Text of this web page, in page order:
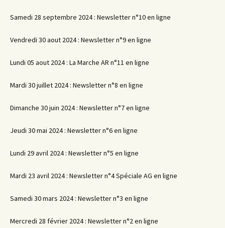
Samedi 28 septembre 2024 : Newsletter n°10 en ligne
Vendredi 30 aout 2024 : Newsletter n°9 en ligne
Lundi 05 aout 2024 : La Marche AR n°11 en ligne
Mardi 30 juillet 2024 : Newsletter n°8 en ligne
Dimanche 30 juin 2024 : Newsletter n°7 en ligne
Jeudi 30 mai 2024 : Newsletter n°6 en ligne
Lundi 29 avril 2024 : Newsletter n°5 en ligne
Mardi 23 avril 2024 : Newsletter n°4 Spéciale AG en ligne
Samedi 30 mars 2024 : Newsletter n°3 en ligne
Mercredi 28 février 2024 : Newsletter n°2 en ligne